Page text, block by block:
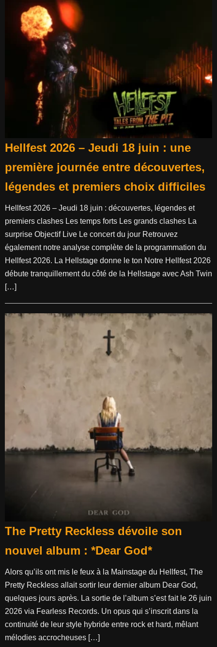
Hellfest 2026 – Jeudi 18 juin : une
première journée entre découvertes,
légendes et premiers choix difficiles
Hellfest 2026 – Jeudi 18 juin : découvertes, légendes et
premiers clashes Les temps forts Les grands clashes La
surprise Objectif Live Le concert du jour Retrouvez
également notre analyse complète de la programmation du
Hellfest 2026. La Hellstage donne le ton Notre Hellfest 2026
débute tranquillement du côté de la Hellstage avec Ash Twin
[…]
The Pretty Reckless dévoile son
nouvel album : *Dear God*
Alors qu’ils ont mis le feux à la Mainstage du Hellfest, The
Pretty Reckless allait sortir leur dernier album Dear God,
quelques jours après. La sortie de l’album s’est fait le 26 juin
2026 via Fearless Records. Un opus qui s’inscrit dans la
continuité de leur style hybride entre rock et hard, mêlant
mélodies accrocheuses […]